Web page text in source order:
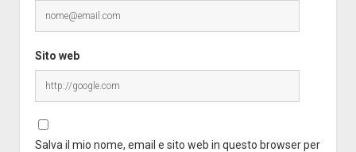
Sito web
Salva il mio nome, email e sito web in questo browser per